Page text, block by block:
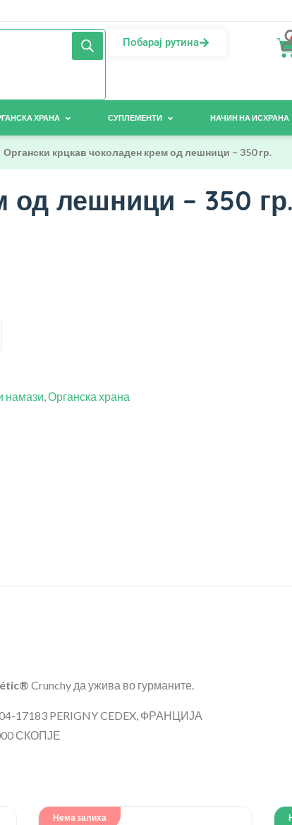
Побарај рутина
ХРАНА СУПЛЕМЕНТИ НАЧИН НА ИСХРАНА
Органски крцкав чоколаден крем од лешници – 350 гр.
од лешници – 350 гр.
намази,Органска храна
étic® Crunchy да ужива во гурманите.
17183 PERIGNY CEDEX, ФРАНЦИЈА
СКОПЈЕ
Нема залиха